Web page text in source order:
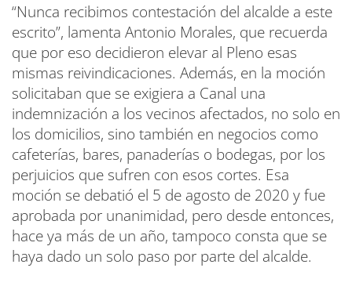
“Nunca recibimos contestación del alcalde a este
escrito”, lamenta Antonio Morales, que recuerda
que por eso decidieron elevar al Pleno esas
mismas reivindicaciones. Además, en la moción
solicitaban que se exigiera a Canal una
indemnización a los vecinos afectados, no solo en
los domicilios, sino también en negocios como
cafeterías, bares, panaderías o bodegas, por los
perjuicios que sufren con esos cortes. Esa
moción se debatió el 5 de agosto de 2020 y fue
aprobada por unanimidad, pero desde entonces,
hace ya más de un año, tampoco consta que se
haya dado un solo paso por parte del alcalde.